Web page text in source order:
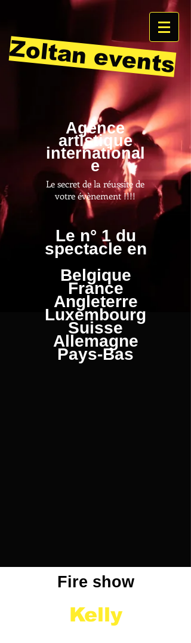
Zoltan events
Agence
artistique
international
e
Le secret de la réussite de
votre évènement !!!!
Le n° 1 du
spectacle en
Belgique
France
Angleterre
Luxembourg
Suisse
Allemagne
Pays-Bas
Fire show
Kelly